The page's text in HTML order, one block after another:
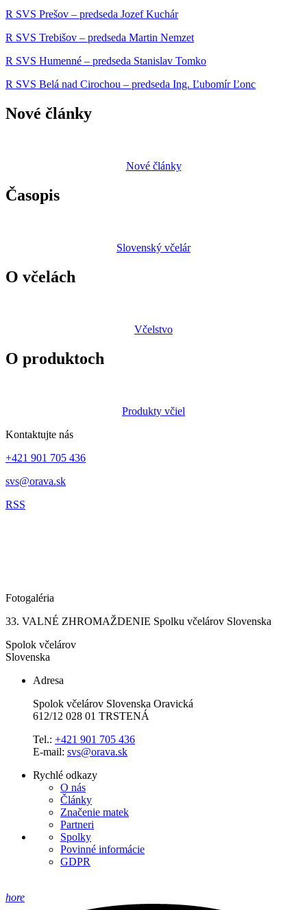
R SVS Prešov – predseda Jozef Kuchár
R SVS Trebišov – predseda Martin Nemzet
R SVS Humenné – predseda Stanislav Tomko
R SVS Belá nad Cirochou – predseda Ing. Ľubomír Ľonc
Nové články
Nové články
Časopis
Slovenský včelár
O včelách
Včelstvo
O produktoch
Produkty včiel
Kontaktujte nás
+421 901 705 436
svs@orava.sk
RSS
Fotogaléria
33. VALNÉ ZHROMAŽDENIE Spolku včelárov Slovenska
Spolok včelárov
Slovenska
Adresa
Spolok včelárov Slovenska Oravická
612/12 028 01 TRSTENÁ
Tel.: +421 901 705 436
E-mail: svs@orava.sk
Rychlé odkazy
O nás
Články
Značenie matek
Partneri
Spolky
Povinné informácie
GDPR
hore